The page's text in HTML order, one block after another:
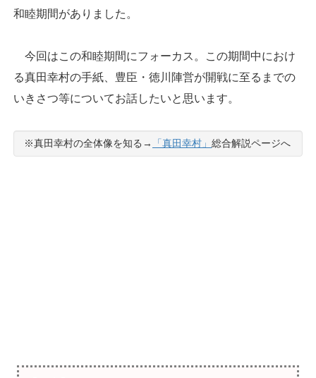
和睦期間がありました。
今回はこの和睦期間にフォーカス。この期間中におけ
る真田幸村の手紙、豊臣・徳川陣営が開戦に至るまでの
いきさつ等についてお話したいと思います。
※真田幸村の全体像を知る→ 「真田幸村」 総合解説ページへ